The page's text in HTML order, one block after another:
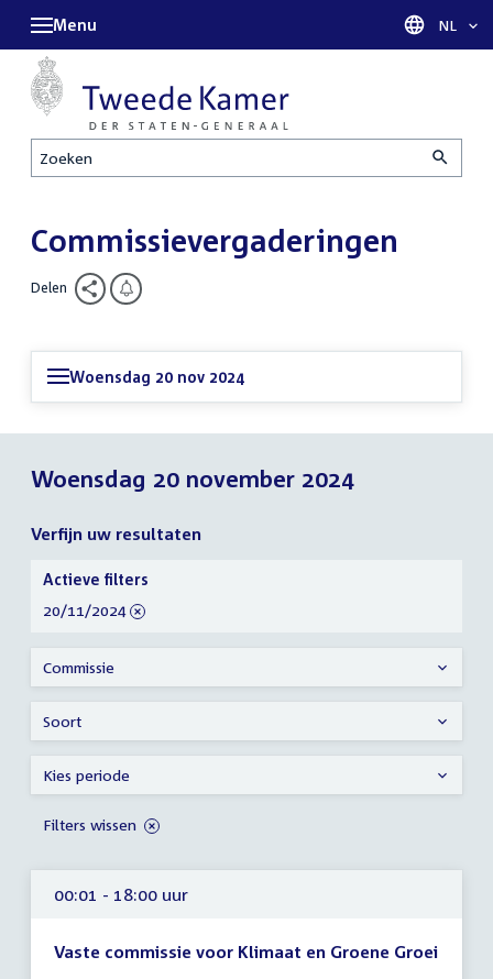
Zoeken
Menu Taal
NL
Commissievergaderingen
Delen
Woensdag 20 nov 2024
Woensdag 20 november 2024
Verfijn uw resultaten
00:01 - 18:00 uur
Vaste commissie voor Klimaat en Groene Groei
Verfijn
uw
resultaten
Actieve filters
verwijder
20/11/2024
Commissie
Soort
Kies periode
Filters wissen